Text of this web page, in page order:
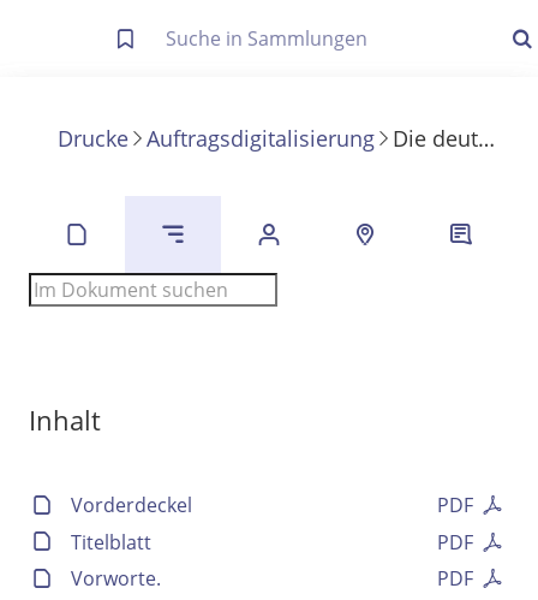
Die letzte Trefferliste besteht aus Ihrer letzten Suche, samt
Anzeigen
Zuletzt gesucht
Drucke Auftragsdigitalisierung Die deutsche Volkswirtschaft im neunzehnten Jahrhundert
Inhalt
PDF
Vorderdeckel
PDF
Titelblatt
PDF
Vorworte.